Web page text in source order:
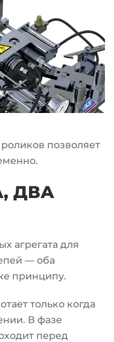
позволяет
ДВА
агрегата для
— оба
принципу.
только когда
В фазе
перед